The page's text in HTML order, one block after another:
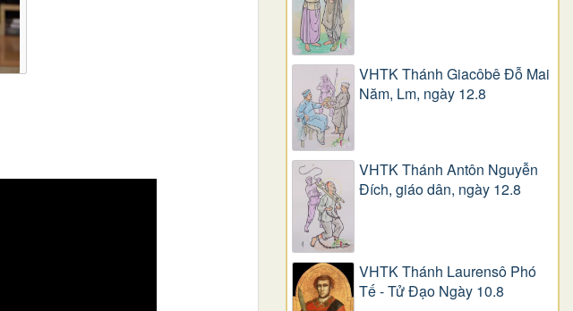
VHTK Thánh Giacôbê Ðỗ Mai
Năm, Lm, ngày 12.8
VHTK Thánh Antôn Nguyễn
Ðích, giáo dân, ngày 12.8
VHTK Thánh Laurensô Phó
Tế - Tử Đạo Ngày 10.8